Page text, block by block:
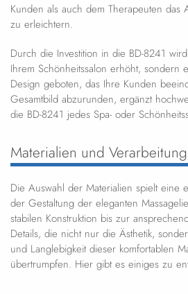
Kunden als auch dem Therapeuten das
zu erleichtern.
Durch die Investition in die BD-8241
Ihrem Schönheitssalon erhöht, sondern
Design geboten, das Ihre Kunden
Gesamtbild abzurunden, ergänzt
die BD-8241 jedes Spa- oder
Materialien und Verarbeitung
Die Auswahl der Materialien spielt eine
der Gestaltung der eleganten
stabilen Konstruktion bis zur
Details, die nicht nur die Ästhetik,
und Langlebigkeit dieser komfortablen
übertrumpfen. Hier gibt es einiges zu